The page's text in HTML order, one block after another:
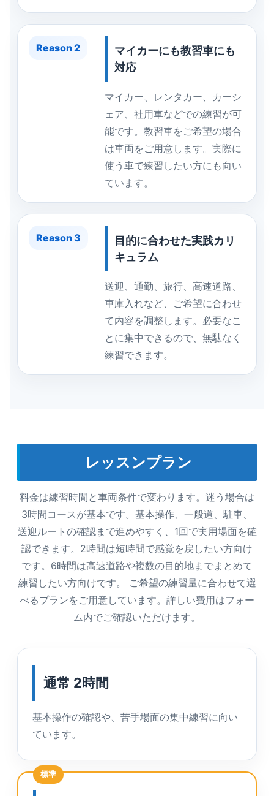
Reason 2
マイカーにも教習車にも
対応
マイカー、レンタカー、カーシ
ェア、社用車などでの練習が可
能です。教習車をご希望の場合
は車両をご用意します。実際に
使う車で練習したい方にも向い
ています。
Reason 3
目的に合わせた実践カリ
キュラム
送迎、通勤、旅行、高速道路、
車庫入れなど、ご希望に合わせ
て内容を調整します。必要なこ
とに集中できるので、無駄なく
練習できます。
レッスンプラン
料金は練習時間と車両条件で変わります。迷う場合は
3時間コースが基本です。基本操作、一般道、駐車、
送迎ルートの確認まで進めやすく、1回で実用場面を確
認できます。2時間は短時間で感覚を戻したい方向け
です。6時間は高速道路や複数の目的地までまとめて
練習したい方向けです。 ご希望の練習量に合わせて選
べるプランをご用意しています。詳しい費用はフォー
ム内でご確認いただけます。
通常 2時間
基本操作の確認や、苦手場面の集中練習に向い
ています。
標準